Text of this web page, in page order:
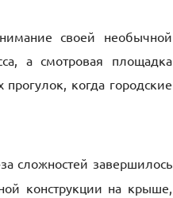
своей необычной
а смотровая площадка
когда городские
сложностей завершилось
конструкции на крыше,